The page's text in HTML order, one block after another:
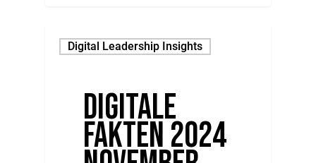
Digital Leadership Insights
Digitale
Fakten 2024